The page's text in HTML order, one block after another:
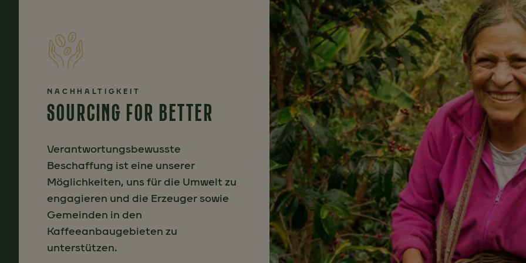
NACHHALTIGKEIT
SOURCING FOR BETTER
Verantwortungsbewusste
Beschaffung ist eine unserer
Möglichkeiten, uns für die Umwelt zu
engagieren und die Erzeuger sowie
Gemeinden in den
Kaffeeanbaugebieten zu
unterstützen.